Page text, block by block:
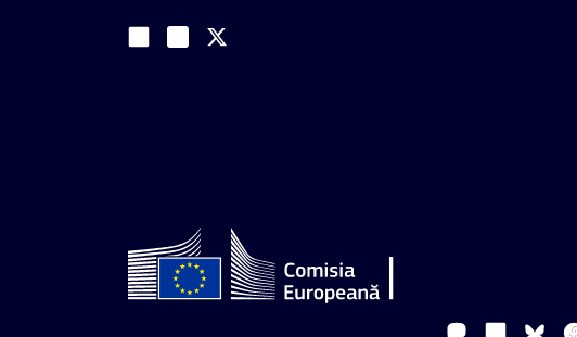
Join us on LinkedIn
Trade-Off podcast
MastodonLinkedIn